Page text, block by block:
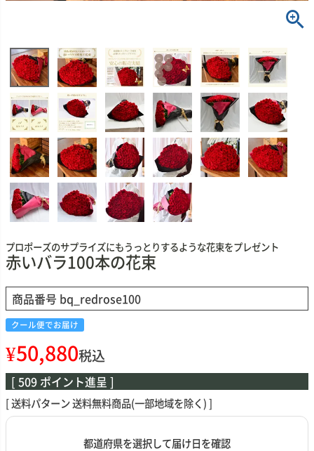
プロポーズのサプライズにもうっとりするような花束をプレゼント
赤いバラ100本の花束
商品番号 bq_redrose100
クール便でお届け
¥50,880税込
[ 509 ポイント進呈 ]
送料パターン送料無料商品(一部地域を除く)
都道府県を選択して届け日を確認